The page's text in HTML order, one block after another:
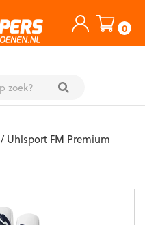
0
/ Uhlsport FM Premium